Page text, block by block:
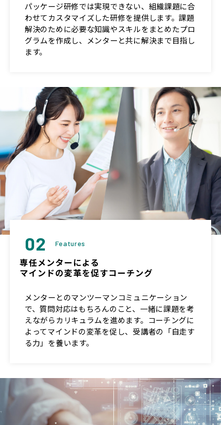
パッケージ研修では実現できない、組織課題に合
わせてカスタマイズした研修を提供します。課題
解決のために必要な知識やスキルをまとめたプロ
グラムを作成し、メンターと共に解決まで目指し
ます。
02 Features
専任メンターによる
マインドの変革を促すコーチング
メンターとのマンツーマンコミュニケーション
で、質問対応はもちろんのこと、一緒に課題を考
えながらカリキュラムを進めます。コーチングに
よってマインドの変革を促し、受講者の「自走す
る力」を養います。